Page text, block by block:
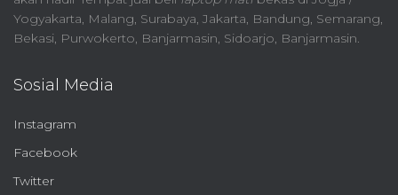
Yogyakarta, Malang, Surabaya, Jakarta, Bandung, Semarang,
Bekasi, Purwokerto, Banjarmasin, Sidoarjo, Banjarmasin.
Sosial Media
Instagram
Facebook
Twitter